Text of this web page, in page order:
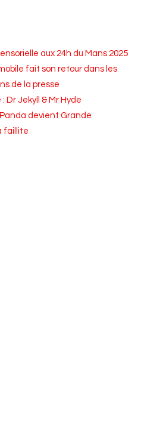
aux 24h du Mans 2025
fait son retour dans les
de la presse
Dr Jekyll & Mr Hyde
devient Grande
faillite